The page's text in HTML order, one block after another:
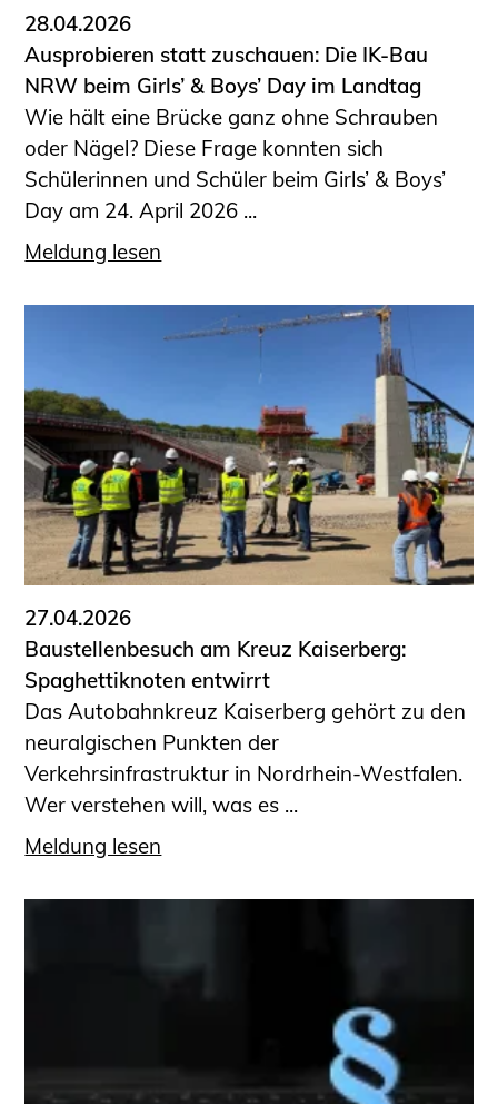
28.04.2026
Ausprobieren statt zuschauen: Die IK-Bau
NRW beim Girls’ & Boys’ Day im Landtag
Wie hält eine Brücke ganz ohne Schrauben
oder Nägel? Diese Frage konnten sich
Schülerinnen und Schüler beim Girls’ & Boys’
Day am 24. April 2026 ...
Meldung lesen
27.04.2026
Baustellenbesuch am Kreuz Kaiserberg:
Spaghettiknoten entwirrt
Das Autobahnkreuz Kaiserberg gehört zu den
neuralgischen Punkten der
Verkehrsinfrastruktur in Nordrhein-Westfalen.
Wer verstehen will, was es ...
Meldung lesen